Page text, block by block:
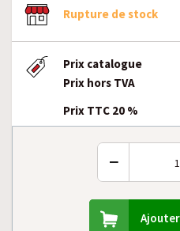
Rupture de stock
Prix catalogue
Prix hors TVA
Prix TTC 20 %
−